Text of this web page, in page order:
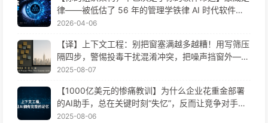
律——被低估了 56 年的管理学铁律 AI 时代软件工
程变革——慢慢学AI171
2026-04-06
【译】上下文工程：别把窗塞满越多越糟！用写筛压
隔四步，警惕投毒干扰混淆冲突，把噪声挡窗外——
慢慢学AI170
2025-08-07
【1000亿美元的惨痛教训】为什么企业花重金部署
的AI助手，总在关键时刻“失忆”，反而让竞争对手实
现90%性能提升？——慢慢学AI169
2025-08-06